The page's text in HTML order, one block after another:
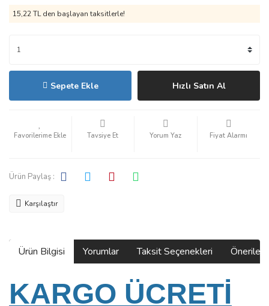
15,22 TL den başlayan taksitlerle!
Sepete Ekle Hızlı Satın Al
Tavsiye Et Yorum Yaz Fiyat Alarmı
Ürün Paylaş :
Karşılaştır
Ürün Bilgisi Yorumlar Taksit Seçenekleri
KARGO ÜCRETİ